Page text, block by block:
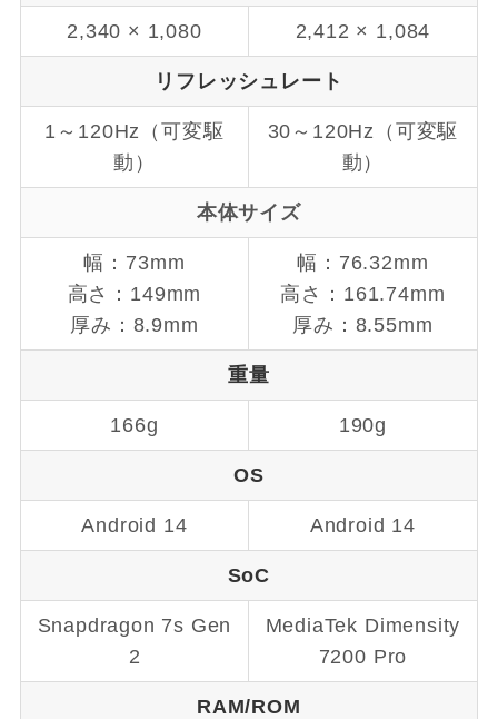
2,340 × 1,080 2,412 × 1,084
リフレッシュレート
1～120Hz（可変駆
動）
30～120Hz（可変駆
動）
本体サイズ
幅：73mm
高さ：149mm
厚み：8.9mm
幅：76.32mm
高さ：161.74mm
厚み：8.55mm
重量
166g 190g
OS
Android 14 Android 14
SoC
Snapdragon 7s Gen
2
MediaTek Dimensity
7200 Pro
RAM/ROM